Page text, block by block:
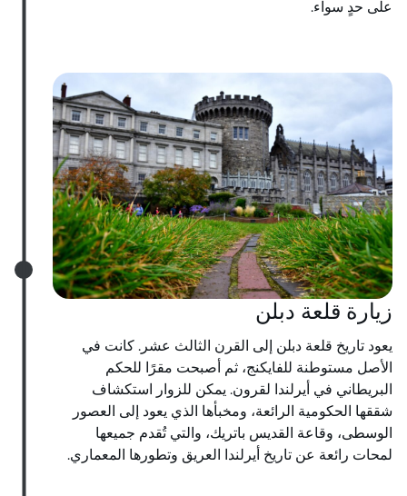
على حدٍ سواء.
زيارة قلعة دبلن
يعود تاريخ قلعة دبلن إلى القرن الثالث عشر. كانت في
الأصل مستوطنة للفايكنج، ثم أصبحت مقرًا للحكم
البريطاني في أيرلندا لقرون. يمكن للزوار استكشاف
شققها الحكومية الرائعة، ومخبأها الذي يعود إلى العصور
الوسطى، وقاعة القديس باتريك، والتي تُقدم جميعها
لمحات رائعة عن تاريخ أيرلندا العريق وتطورها المعماري.